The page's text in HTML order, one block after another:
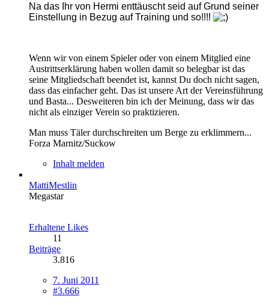
Na das Ihr von Hermi enttäuscht seid auf Grund seiner
Einstellung in Bezug auf Training und so!!!!
Wenn wir von einem Spieler oder von einem Mitglied eine
Austrittserklärung haben wollen damit so belegbar ist das
seine Mitgliedschaft beendet ist, kannst Du doch nicht sagen,
dass das einfacher geht. Das ist unsere Art der Vereinsführung
und Basta... Desweiteren bin ich der Meinung, dass wir das
nicht als einziger Verein so praktizieren.
Man muss Täler durchschreiten um Berge zu erklimmern...
Forza Marnitz/Suckow
Inhalt melden
MattiMestlin
Megastar
Erhaltene Likes
11
Beiträge
3.816
7. Juni 2011
#3.666